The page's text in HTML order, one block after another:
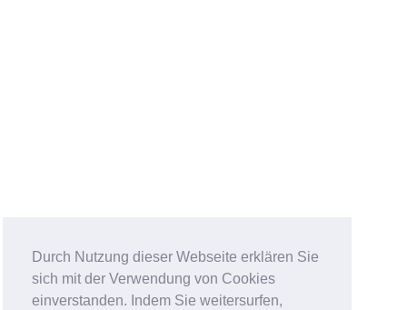
Durch Nutzung dieser Webseite erklären Sie
sich mit der Verwendung von Cookies
einverstanden. Indem Sie weitersurfen,